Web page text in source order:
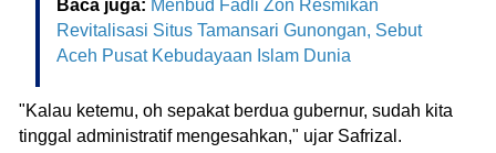
Baca juga: Menbud Fadli Zon Resmikan
Revitalisasi Situs Tamansari Gunongan, Sebut
Aceh Pusat Kebudayaan Islam Dunia
"Kalau ketemu, oh sepakat berdua gubernur, sudah kita
tinggal administratif mengesahkan," ujar Safrizal.